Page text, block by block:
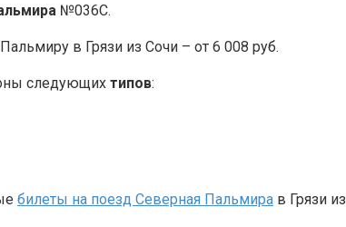
№036С.
в Грязи из Сочи – от 6 008 руб.
следующих типов:
билеты на поезд Северная Пальмира в Грязи из